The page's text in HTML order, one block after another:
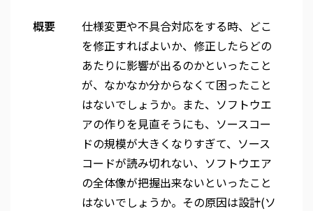
概要
仕様変更や不具合対応をする時、どこ
を修正すればよいか、修正したらどの
あたりに影響が出るのかといったこと
が、なかなか分からなくて困ったこと
はないでしょうか。また、ソフトウエ
アの作りを見直そうにも、ソースコー
ドの規模が大きくなりすぎて、ソース
コードが読み切れない、ソフトウエア
の全体像が把握出来ないといったこと
はないでしょうか。その原因は設計(ソ